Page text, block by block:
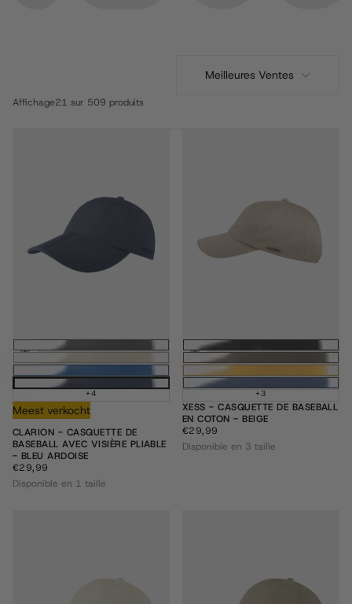
Meilleures Ventes
Affichage21 sur 509 produits
Ajouter au panier
+4
Meest verkocht
CLARION - CASQUETTE DE
BASEBALL AVEC VISIÈRE PLIABLE
- BLEU ARDOISE
€29,99
PRIX
RÉGULIER
€29,99
Disponible en 1 taille
Choisissez
+3
XESS - CASQUETTE DE BASEBALL
EN COTON - BEIGE
€29,99
PRIX
RÉGULIER
€29,99
Disponible en 3 taille